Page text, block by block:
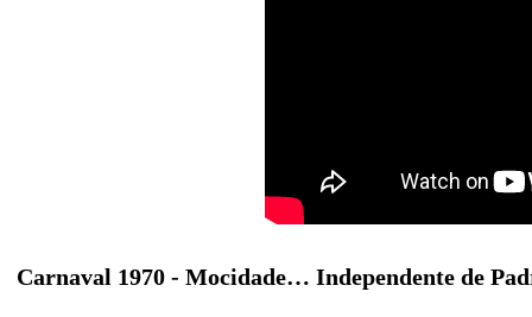
Carnaval 1970 - Mocidade… Independente de